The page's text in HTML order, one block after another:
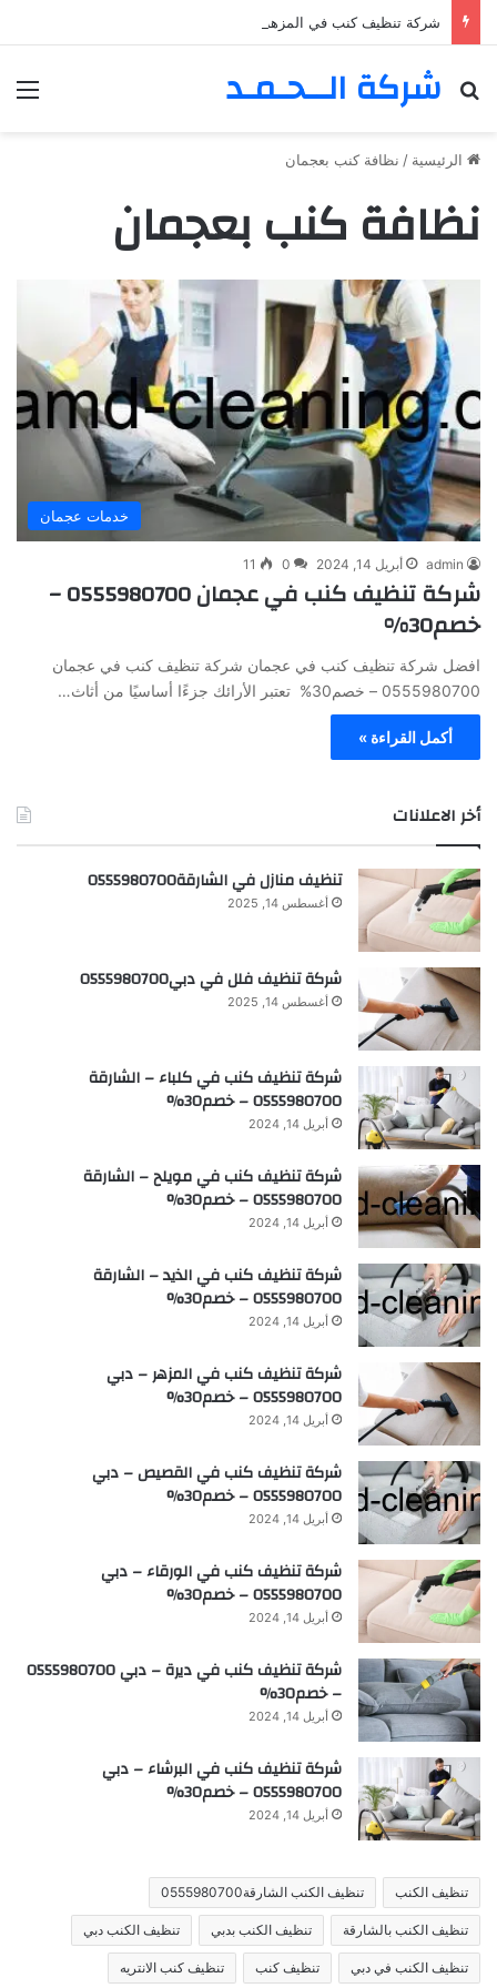
شركة تنظيف كنب في المزهر – دبي 0555980700 – خصم30%
شركة الــحـمـد
بحث عن
الرئيسية / نظافة كنب بعجمان
نظافة كنب بعجمان
خدمات عجمان
admin أبريل 14, 2024 0
11
شركة تنظيف كنب في عجمان 0555980700 –
خصم30%
افضل شركة تنظيف كنب في عجمان شركة تنظيف كنب في عجمان
0555980700 – خصم30% تعتبر الأرائك جزءًا أساسيًا من أثاث…
أكمل القراءة »
أخر الاعلانات
تنظيف منازل في الشارقة0555980700
أغسطس 14, 2025
شركة تنظيف فلل في دبي0555980700
أغسطس 14, 2025
شركة تنظيف كنب في كلباء – الشارقة
0555980700 – خصم30%
أبريل 14, 2024
شركة تنظيف كنب في مويلح – الشارقة
0555980700 – خصم30%
أبريل 14, 2024
شركة تنظيف كنب في الذيد – الشارقة
0555980700 – خصم30%
أبريل 14, 2024
شركة تنظيف كنب في المزهر – دبي
0555980700 – خصم30%
أبريل 14, 2024
شركة تنظيف كنب في القصيص – دبي
0555980700 – خصم30%
أبريل 14, 2024
شركة تنظيف كنب في الورقاء – دبي
0555980700 – خصم30%
أبريل 14, 2024
شركة تنظيف كنب في ديرة – دبي 0555980700
– خصم30%
أبريل 14, 2024
شركة تنظيف كنب في البرشاء – دبي
0555980700 – خصم30%
أبريل 14, 2024
تنظيف الكنب تنظيف الكنب الشارقة0555980700
تنظيف الكنب بالشارقة تنظيف الكنب بدبي تنظيف الكنب دبي
تنظيف الكنب في دبي تنظيف كنب تنظيف كنب الانتريه